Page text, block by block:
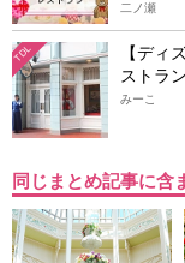
二ノ瀬
TDL
【ディ
ストラ
みーこ
同じまとめ記事に含